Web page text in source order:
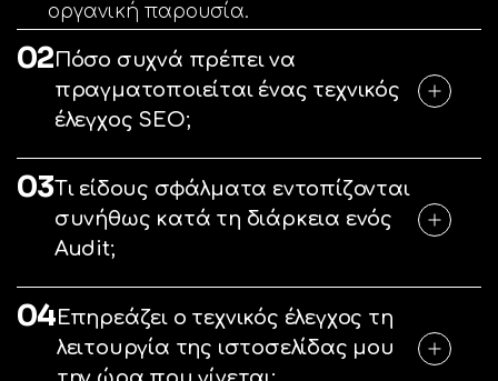
οργανική παρουσία.
02Πόσο συχνά πρέπει να
πραγματοποιείται ένας τεχνικός
έλεγχος SEO;
03Τι είδους σφάλματα εντοπίζονται
συνήθως κατά τη διάρκεια ενός
Audit;
04Επηρεάζει ο τεχνικός έλεγχος τη
λειτουργία της ιστοσελίδας μου